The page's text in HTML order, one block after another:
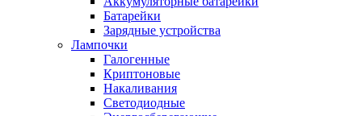
Батарейки
Зарядные устройства
Лампочки
Галогенные
Криптоновые
Накаливания
Светодиодные